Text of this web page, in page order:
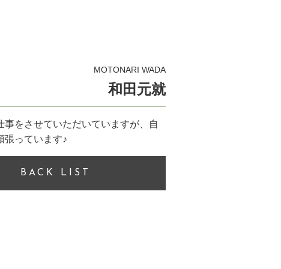
MOTONARI WADA
和田元就
をさせていただいていますが、自
張っています♪
BACK LIST